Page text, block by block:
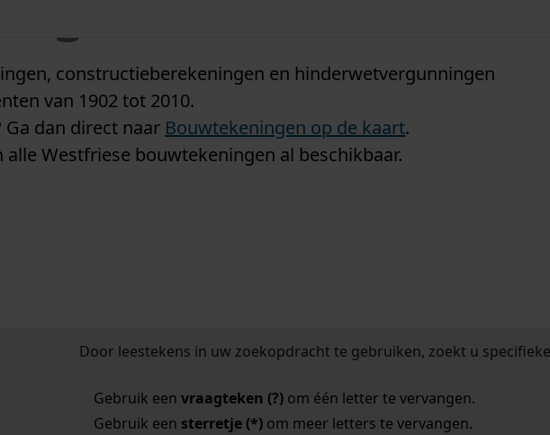
constructieberekeningen en hinderwetvergunningen
van 1902 tot 2010.
dan direct naar Bouwtekeningen op de kaart.
Westfriese bouwtekeningen al beschikbaar.
Door leestekens in uw zoekopdracht te gebruiken, zoekt u
Gebruik een vraagteken (?)om één letter te vervangen.
Gebruik een sterretje (*)om meer letters te vervangen.